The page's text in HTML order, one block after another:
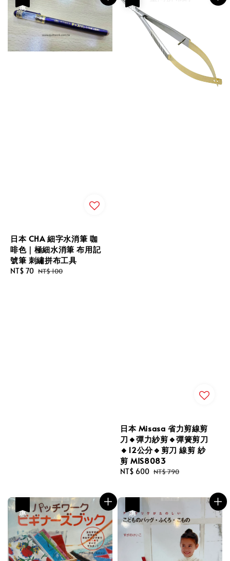
日本 CHA 細字水消筆 咖
啡色｜極細水消筆 布用記
號筆 刺繡拼布工具
Sale
NT$ 70 Regular
NT$ 100
日本 Misasa 省力剪線剪
刀🔸彈力紗剪🔹彈簧剪刀
🔸12公分🔹剪刀 線剪 紗
剪 MIS8083
Sale
NT$ 600 Regular
NT$ 790